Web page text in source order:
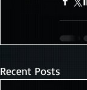
Recent Posts